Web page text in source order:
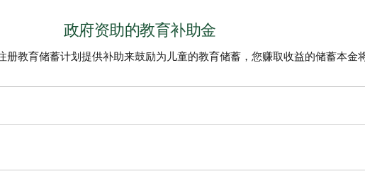
政府资助的教育补助金
册教育储蓄计划提供补助来鼓励为儿童的教育储蓄，您赚取收益的储蓄本金
这项补助金的发放对象是2004年1月1日或之